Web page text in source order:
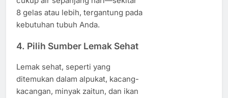
8 gelas atau lebih, tergantung pada
kebutuhan tubuh Anda.
4. Pilih Sumber Lemak Sehat
Lemak sehat, seperti yang
ditemukan dalam alpukat, kacang-
kacangan, minyak zaitun, dan ikan